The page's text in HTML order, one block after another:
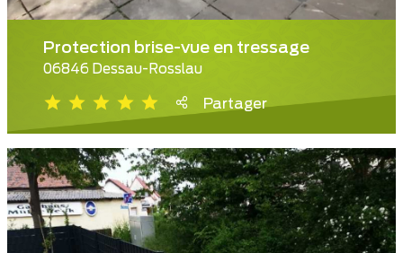
Protection brise-vue en tressage
06846 Dessau-Rosslau
Partager